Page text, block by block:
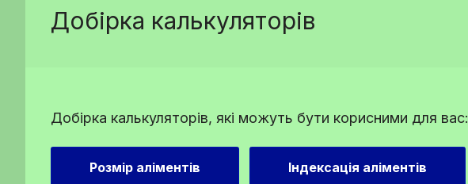
Добірка калькуляторів
Добірка калькуляторів, які можуть бути корисними для вас:
Розмір аліментів Індексація аліментів